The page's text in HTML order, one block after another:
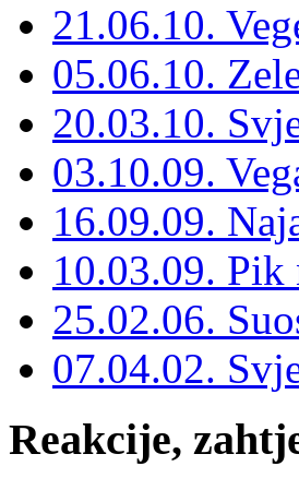
21.06.10.
05.06.10.
20.03.10.
03.10.09.
16.09.09.
10.03.09. Pik
25.02.06.
07.04.02.
Reakcije,